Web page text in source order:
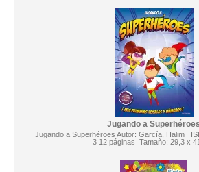
Jugando a Superhéroes
Jugando a Superhéroes Autor: García, Halim
3 12 páginas Tamaño: 29,3 x